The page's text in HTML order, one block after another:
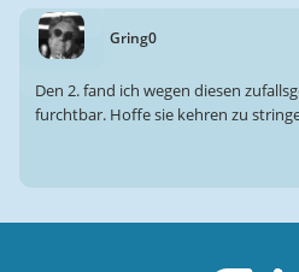
Gring0
Den 2. fand ich wegen diesen
furchtbar. Hoffe sie kehren zu